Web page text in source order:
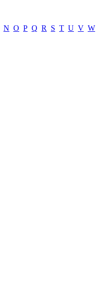
N O P Q R S T U V W